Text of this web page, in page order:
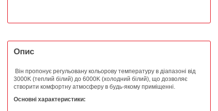
Опис
Він пропонує регульовану кольорову температуру в діапазоні від
3000K (теплий білий) до 6000K (холодний білий), що дозволяє
створити комфортну атмосферу в будь-якому приміщенні.
Основні характеристики: